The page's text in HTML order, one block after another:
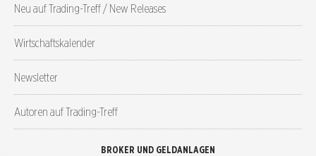
Neu auf Trading-Treff / New Releases
Wirtschaftskalender
Newsletter
Autoren auf Trading-Treff
BROKER UND GELDANLAGEN